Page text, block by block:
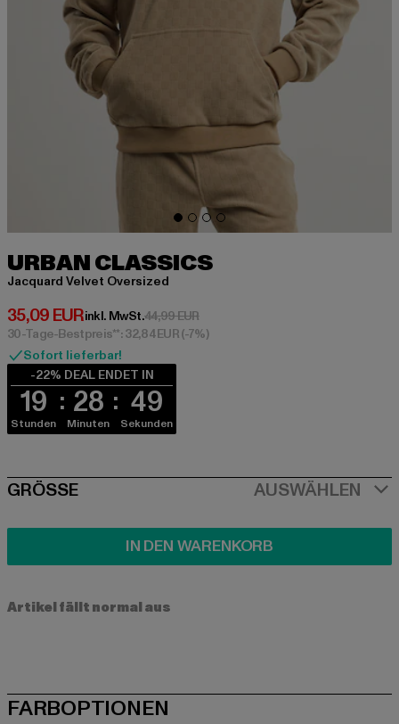
URBAN CLASSICS
Jacquard Velvet Oversized
35,09 EUR
Derzeitiger Preis: 35,09 EUR
inkl. MwSt.44,99 EURAktionspreis: 44,99 EUR
30-Tage-Bestpreis**: 32,84 EUR(-7%)
Sofort lieferbar!
-22% DEAL ENDET IN
19
Stunden
28
Minuten
49
Sekunden
SIZE
GRÖSSE AUSWÄHLEN
IN DEN WARENKORB
Artikel fällt normal aus
FARBOPTIONEN